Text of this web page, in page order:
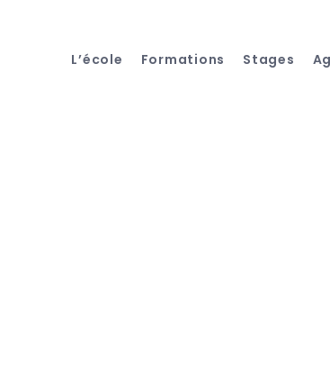
L’école Formations Stages